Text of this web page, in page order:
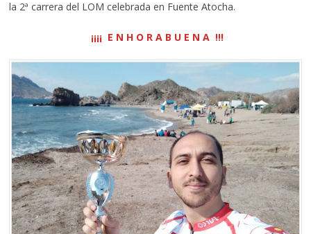
la 2ª carrera del LOM celebrada en Fuente Atocha.
¡¡¡¡ E N H O R A B U E N A !!!